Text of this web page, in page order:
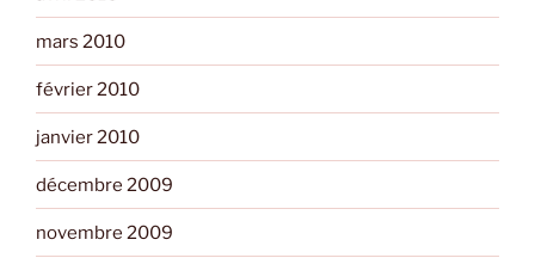
mars 2010
février 2010
janvier 2010
décembre 2009
novembre 2009